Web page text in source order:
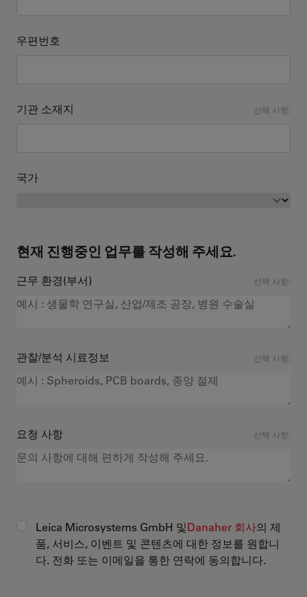
우편번호
기관 소재지 선택 사항:
국가
현재 진행중인 업무를 작성해 주세요.
근무 환경(부서) 선택 사항:
관찰/분석 시료정보 선택 사항:
요청 사항 선택 사항:
Leica Microsystems GmbH 및Danaher 회사의 제
품, 서비스, 이벤트 및 콘텐츠에 대한 정보를 원합니
다. 전화 또는 이메일을 통한 연락에 동의합니다.